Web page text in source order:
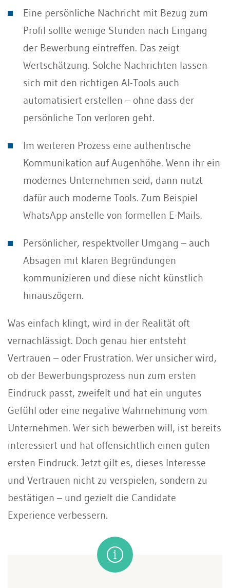
Eine persönliche Nachricht mit Bezug zum
Profil sollte wenige Stunden nach Eingang
der Bewerbung eintreffen. Das zeigt
Wertschätzung. Solche Nachrichten lassen
sich mit den richtigen AI-Tools auch
automatisiert erstellen – ohne dass der
persönliche Ton verloren geht.
Im weiteren Prozess eine authentische
Kommunikation auf Augenhöhe. Wenn ihr ein
modernes Unternehmen seid, dann nutzt
dafür auch moderne Tools. Zum Beispiel
WhatsApp anstelle von formellen E-Mails.
Persönlicher, respektvoller Umgang – auch
Absagen mit klaren Begründungen
kommunizieren und diese nicht künstlich
hinauszögern.
Was einfach klingt, wird in der Realität oft
vernachlässigt. Doch genau hier entsteht
Vertrauen – oder Frustration. Wer unsicher wird,
ob der Bewerbungsprozess nun zum ersten
Eindruck passt, zweifelt und hat ein ungutes
Gefühl oder eine negative Wahrnehmung vom
Unternehmen. Wer sich bewerben will, ist bereits
interessiert und hat offensichtlich einen guten
ersten Eindruck. Jetzt gilt es, dieses Interesse
und Vertrauen nicht zu verspielen, sondern zu
bestätigen – und gezielt die Candidate
Experience verbessern.